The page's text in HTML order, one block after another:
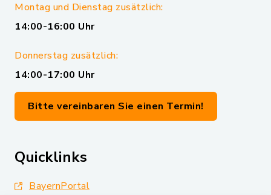
Montag und Dienstag zusätzlich:
14:00-16:00 Uhr
Donnerstag zusätzlich:
14:00-17:00 Uhr
Bitte vereinbaren Sie einen Termin!
Quicklinks
BayernPortal